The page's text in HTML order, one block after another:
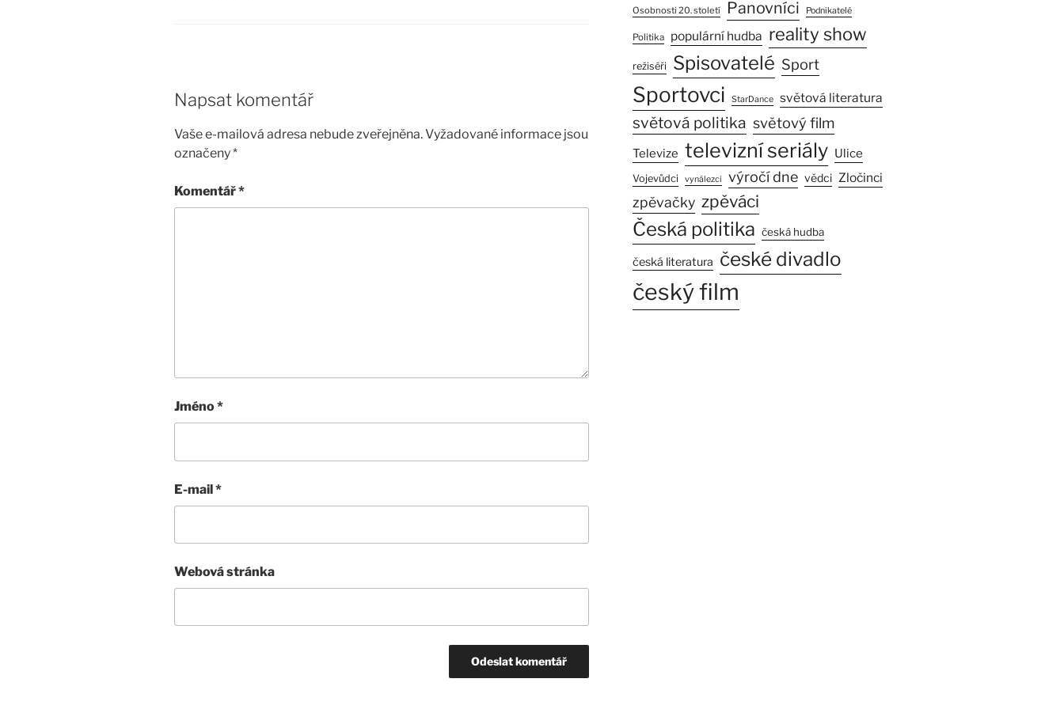
Napsat komentář
Vaše e-mailová adresa nebude zveřejněna.Vyžadované informace jsou
označeny*
Komentář*
Jméno*
E-mail*
Webová stránka
Osobnosti 20. století Panovníci Podnikatelé
Politika populární hudba reality show
režiséři Spisovatelé Sport
Sportovci StarDance světová literatura
světová politika světový film
Televize televizní seriály Ulice
Vojevůdci vynálezci výročí dne vědci Zločinci
zpěvačky zpěváci
Česká politika česká hudba
česká literatura české divadlo
český film